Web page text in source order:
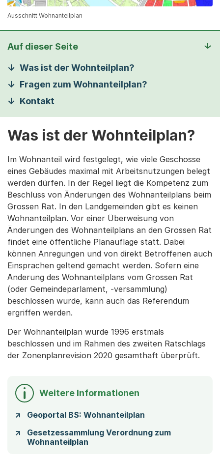
Ausschnitt Wohnanteilplan
Auf dieser Seite
Was ist der Wohnteilplan?
Fragen zum Wohnanteilplan?
Kontakt
Was ist der Wohnteilplan?
Im Wohnanteil wird festgelegt, wie viele Geschosse
eines Gebäudes maximal mit Arbeitsnutzungen belegt
werden dürfen. In der Regel liegt die Kompetenz zum
Beschluss von Änderungen des Wohnanteilplans beim
Grossen Rat. In den Landgemeinden gibt es keinen
Wohnanteilplan. Vor einer Überweisung von
Änderungen des Wohnanteilplans an den Grossen Rat
findet eine öffentliche Planauflage statt. Dabei
können Anregungen und von direkt Betroffenen auch
Einsprachen geltend gemacht werden. Sofern eine
Änderung des Wohnanteilplans vom Grossen Rat
(oder Gemeindeparlament, -versammlung)
beschlossen wurde, kann auch das Referendum
ergriffen werden.
Der Wohnanteilplan wurde 1996 erstmals
beschlossen und im Rahmen des zweiten Ratschlags
der Zonenplanrevision 2020 gesamthaft überprüft.
Weitere Informationen
Geoportal BS: Wohnanteilplan
Gesetzessammlung Verordnung zum
Wohnanteilplan